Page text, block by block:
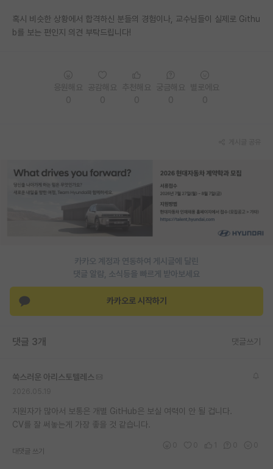
장학금/장학생 게시판
반도체 아카데미
혹시 비슷한 상황에서 합격하신 분들의 경험이나, 교수님들이 실제로 Githu
b를 보는 편인지 의견 부탁드립니다!
카카오 계정과 연동하여 게시글에 달린
댓글 알람, 소식등을 빠르게 받아보세요
카카오로 시작하기
댓글 3개 댓글쓰기
쑥스러운 아리스토텔레스
지원자가 많아서 보통은 개별 GitHub은 보실 여력이 안 될 겁니다.
CV를 잘 써놓는게 가장 좋을 것 같습니다.
대댓글 쓰기